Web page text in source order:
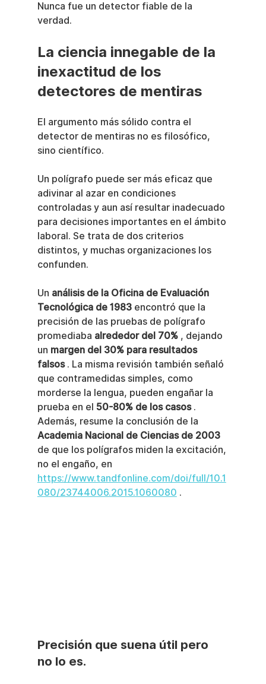
Nunca fue un detector fiable de la
verdad.
La ciencia innegable de la
inexactitud de los
detectores de mentiras
El argumento más sólido contra el
detector de mentiras no es filosófico,
sino científico.
Un polígrafo puede ser más eficaz que
adivinar al azar en condiciones
controladas y aun así resultar inadecuado
para decisiones importantes en el ámbito
laboral. Se trata de dos criterios
distintos, y muchas organizaciones los
confunden.
Un análisis de la Oficina de Evaluación
Tecnológica de 1983 encontró que la
precisión de las pruebas de polígrafo
promediaba alrededor del 70% , dejando
un margen del 30% para resultados
falsos . La misma revisión también señaló
que contramedidas simples, como
morderse la lengua, pueden engañar la
prueba en el 50-80% de los casos .
Además, resume la conclusión de la
Academia Nacional de Ciencias de 2003
de que los polígrafos miden la excitación,
no el engaño, en
https://www.tandfonline.com/doi/full/10.1
080/23744006.2015.1060080 .
Precisión que suena útil pero
no lo es.